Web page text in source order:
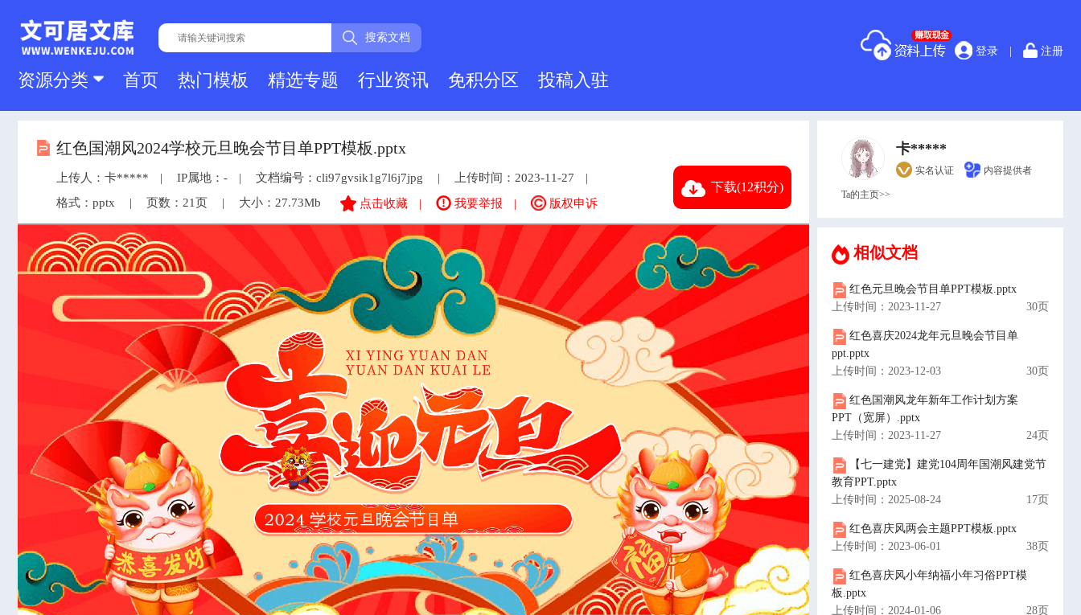
搜索文档
资源分类 首页 热门模板 精选专题 行业资讯 免积分区 投稿入驻
登录 | 注册
红色国潮风2024学校元旦晚会节目单PPT模板.pptx
上传人：卡***** IP属地：- 文档编号：cli97gvsik1g7l6j7jpg
上传时间：2023-11-27
格式：pptx
页数：21页 大小：27.73Mb 点击收藏 我要举报 版权申诉
下载(12积分)
卡*****
实名认证 内容提供者
Ta的主页>>
相似文档
红色元旦晚会节目单PPT模板.pptx
上传时间：2023-11-27
30页
红色喜庆2024龙年元旦晚会节目单
ppt.pptx
上传时间：2023-12-03
30页
红色国潮风龙年新年工作计划方案
PPT（宽屏）.pptx
上传时间：2023-11-27
24页
【七一建党】建党104周年国潮风建党节
教育PPT.pptx
上传时间：2025-08-24
17页
红色喜庆风两会主题PPT模板.pptx
上传时间：2023-06-01
38页
红色喜庆风小年纳福小年习俗PPT模
板.pptx
上传时间：2024-01-06
28页